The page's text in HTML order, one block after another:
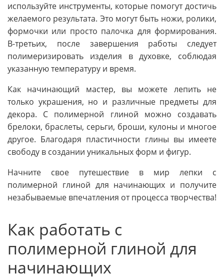
используйте инструменты, которые помогут достичь
желаемого результата. Это могут быть ножи, ролики,
формочки или просто палочка для формирования.
В-третьих, после завершения работы следует
полимеризировать изделия в духовке, соблюдая
указанную температуру и время.
Как начинающий мастер, вы можете лепить не
только украшения, но и различные предметы для
декора. С полимерной глиной можно создавать
брелоки, браслеты, серьги, броши, кулоны и многое
другое. Благодаря пластичности глины вы имеете
свободу в создании уникальных форм и фигур.
Начните свое путешествие в мир лепки с
полимерной глиной для начинающих и получите
незабываемые впечатления от процесса творчества!
Как работать с
полимерной глиной для
начинающих